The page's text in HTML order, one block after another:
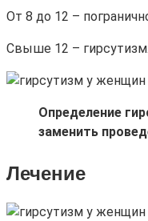
От 8 до 12 –
Свыше 12 – гирсутизм.
Определение
заменить
Лечение